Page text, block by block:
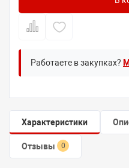
Работаете в закупках?
Характеристики
Отзывы 0